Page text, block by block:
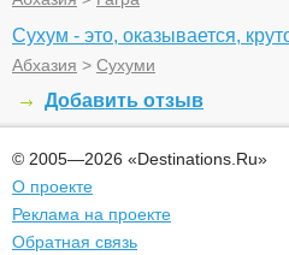
Сухум - это, оказывается,
Абхазия > Сухуми
Добавить отзыв
© 2005—2026 «Destinations.Ru»
О проекте
Реклама на проекте
Обратная связь